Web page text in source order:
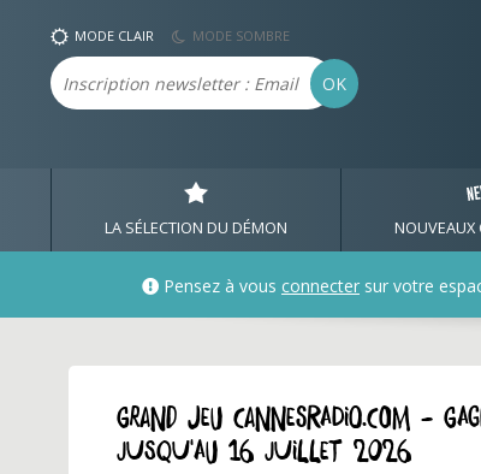
MODE CLAIR MODE SOMBRE
Email OK
LA SÉLECTION DU DÉMON NOUVEAUX
Pensez à vous connecter sur votre
GRAND JEU cannesradio.com
jusqu'au 16 juillet 2026